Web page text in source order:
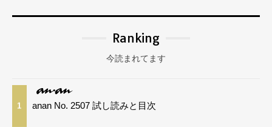
Ranking
今読まれてます
1 anan No. 2507 試し読みと目次